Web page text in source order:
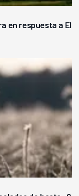
en respuesta a El